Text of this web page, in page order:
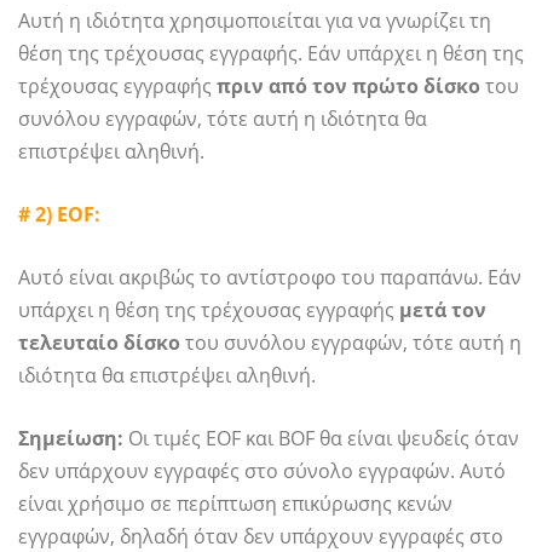
Αυτή η ιδιότητα χρησιμοποιείται για να γνωρίζει τη
θέση της τρέχουσας εγγραφής. Εάν υπάρχει η θέση της
τρέχουσας εγγραφήςπριν από τον πρώτο δίσκο του
συνόλου εγγραφών, τότε αυτή η ιδιότητα θα
επιστρέψει αληθινή.
# 2) EOF:
Αυτό είναι ακριβώς το αντίστροφο του παραπάνω. Εάν
υπάρχει η θέση της τρέχουσας εγγραφής μετά τον
τελευταίο δίσκο του συνόλου εγγραφών, τότε αυτή η
ιδιότητα θα επιστρέψει αληθινή.
Σημείωση: Οι τιμές EOF και BOF θα είναι ψευδείς όταν
δεν υπάρχουν εγγραφές στο σύνολο εγγραφών. Αυτό
είναι χρήσιμο σε περίπτωση επικύρωσης κενών
εγγραφών, δηλαδή όταν δεν υπάρχουν εγγραφές στο